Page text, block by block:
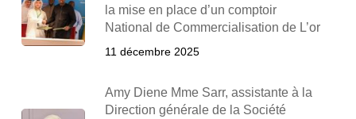
la mise en place d’un comptoir
National de Commercialisation de L’or
11 décembre 2025
Amy Diene Mme Sarr, assistante à la
Direction générale de la Société